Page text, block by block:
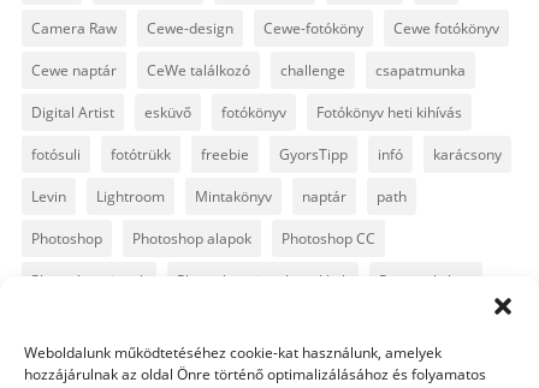
Weboldalunk működtetéséhez cookie-kat használunk, amelyek
hozzájárulnak az oldal Önre történő optimalizálásához és folyamatos
Camera Raw Cewe-design Cewe-fotóköny Cewe fotókönyv
Cewe naptár CeWe találkozó challenge csapatmunka
Digital Artist esküvő fotókönyv Fotókönyv heti kihívás
fotósuli fotótrükk freebie GyorsTipp infó karácsony
Levin Lightroom Mintakönyv naptár path
Photoshop Photoshop alapok Photoshop CC
Photoshop tippek Photoshop tippek, trükkök Postworkshop
szövegszerkesztés template text Topaz trükkök